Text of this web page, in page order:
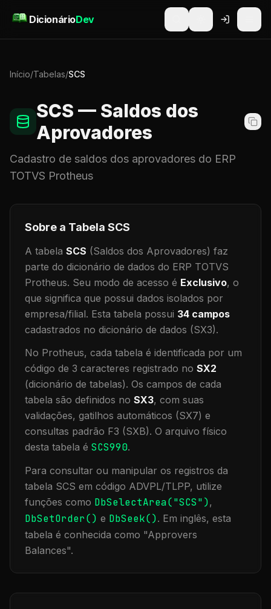
DicionárioDev
Início/Tabelas/SCS
SCS — Saldos dos
Aprovadores
Cadastro de saldos dos aprovadores do ERP
TOTVS Protheus
Sobre a Tabela SCS
A tabela SCS (Saldos dos Aprovadores) faz
parte do dicionário de dados do ERP TOTVS
Protheus. Seu modo de acesso é Exclusivo, o
que significa que possui dados isolados por
empresa/filial. Esta tabela possui 34 campos
cadastrados no dicionário de dados (SX3).
No Protheus, cada tabela é identificada por um
código de 3 caracteres registrado no SX2
(dicionário de tabelas). Os campos de cada
tabela são definidos no SX3, com suas
validações, gatilhos automáticos (SX7) e
consultas padrão F3 (SXB). O arquivo físico
desta tabela é SCS990.
Para consultar ou manipular os registros da
tabela SCS em código ADVPL/TLPP, utilize
funções como DbSelectArea("SCS"),
DbSetOrder() e DbSeek(). Em inglês, esta
tabela é conhecida como "Approvers
Balances".